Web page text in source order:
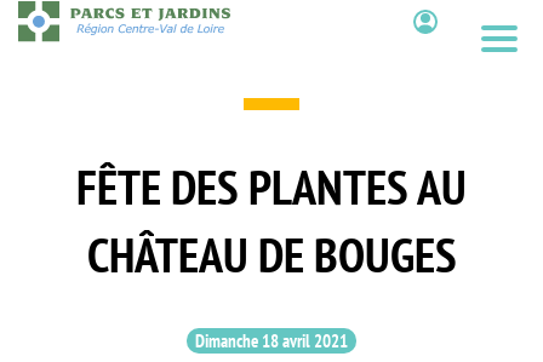
Aller
au
FÊTE DES PLANTES AU
CHÂTEAU DE BOUGES
Dimanche 18 avril 2021